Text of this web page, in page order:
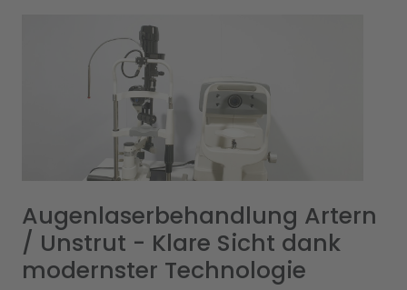
Augenlaserbehandlung Artern
/ Unstrut - Klare Sicht dank
modernster Technologie